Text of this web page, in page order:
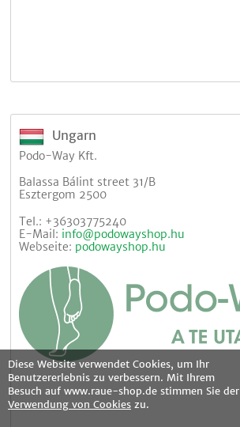
Ungarn
Podo-Way Kft.
Balassa Bálint street 31/B
Esztergom 2500
Tel.: +36303775240
E-Mail: info@podowayshop.hu
Webseite: podowayshop.hu
Diese Website verwendet Cookies, um Ihr
Benutzererlebnis zu verbessern. Mit Ihrem
Besuch auf www.raue-shop.de stimmen Sie der
Verwendung von Cookies zu.